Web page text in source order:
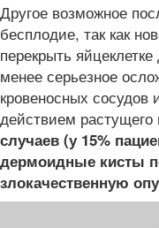
Другое возможное
бесплодие, так как
перекрыть
менее серьезное
кровеносных сосудов
действием растущего
случаев (у 15%
дермоидные кисты
злокачественную